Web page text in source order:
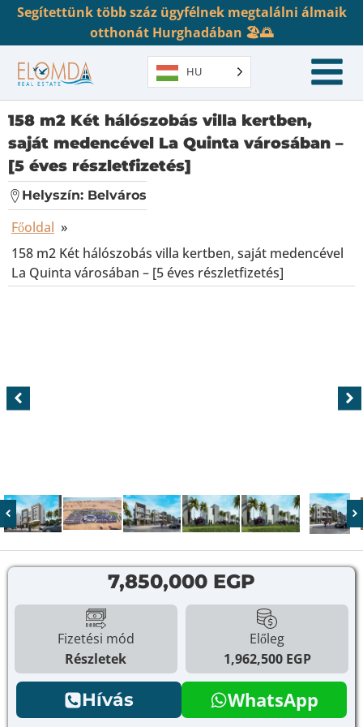
Segítettünk több száz ügyfélnek megtalálni álmaik
otthonát Hurghadában 🏖️🌅
HU
158 m2 Két hálószobás villa kertben,
saját medencével La Quinta városában –
[5 éves részletfizetés]
Helyszín: Belváros
Főoldal »
158 m2 Két hálószobás villa kertben, saját medencével
La Quinta városában – [5 éves részletfizetés]
7,850,000 EGP
Fizetési mód
Részletek
Előleg
1,962,500 EGP
Hívás WhatsApp